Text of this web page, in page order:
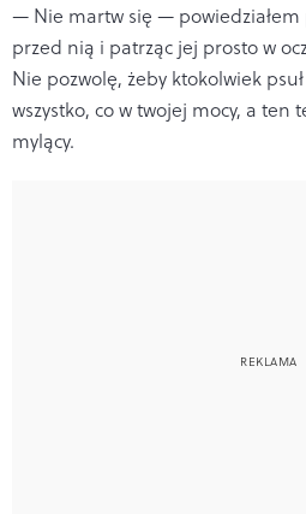
— Nie martw się — powiedziałem
przed nią i patrząc jej prosto w
Nie pozwolę, żeby ktokolwiek
wszystko, co w twojej mocy, a ten
mylący.